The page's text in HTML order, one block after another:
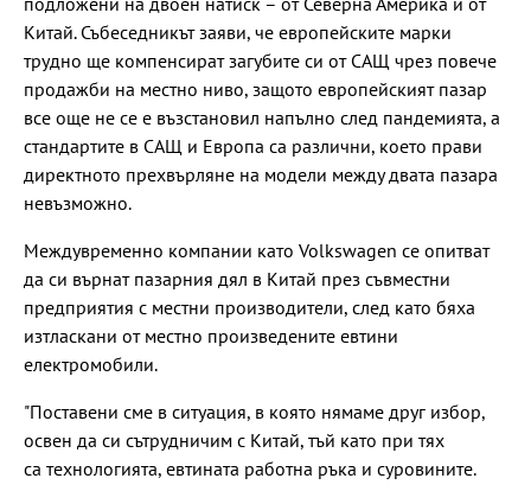
Китай. Събеседникът заяви, че европейските марки
трудно ще компенсират загубите си от САЩ чрез повече
продажби на местно ниво, защото европейският пазар
все още не се е възстановил напълно след пандемията, а
стандартите в САЩ и Европа са различни, което прави
директното прехвърляне на модели между двата пазара
невъзможно.
Междувременно компании като Volkswagen се опитват
да си върнат пазарния дял в Китай през съвместни
предприятия с местни производители, след като бяха
изтласкани от местно произведените евтини
електромобили.
"Поставени сме в ситуация, в която нямаме друг избор,
освен да си сътрудничим с Китай, тъй като при тях
са технологията, евтината работна ръка и суровините.